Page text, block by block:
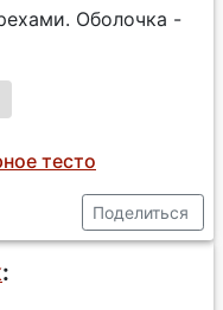
Оболочка -
тесто
Поделиться
: